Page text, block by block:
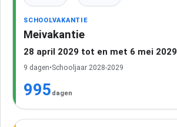
SCHOOLVAKANTIE
Meivakantie
28 april 2029 tot en met 6 mei 2029
9 dagen•Schooljaar 2028-2029
995 dagen